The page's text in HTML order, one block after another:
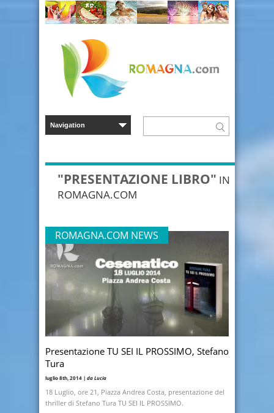
"PRESENTAZIONE LIBRO" IN
ROMAGNA.COM
ROMAGNA.COM NEWS
Presentazione TU SEI IL PROSSIMO, Stefano
Tura
luglio 8th, 2014 | da Lucia
18 Luglio, ore 21, Piazza Andrea Costa, presentazione del
thriller di Stefano Tura TU SEI IL PROSSIMO.